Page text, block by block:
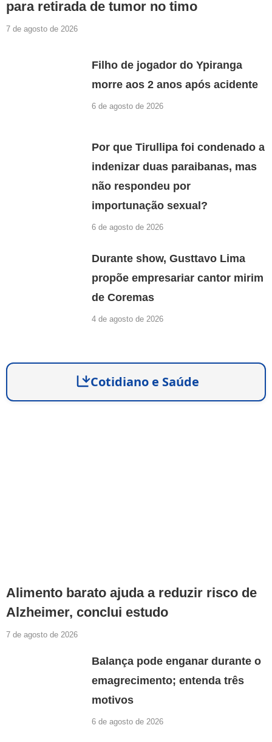
para retirada de tumor no timo
7 de agosto de 2026
Filho de jogador do Ypiranga
morre aos 2 anos após acidente
6 de agosto de 2026
Por que Tirullipa foi condenado a
indenizar duas paraibanas, mas
não respondeu por
importunação sexual?
6 de agosto de 2026
Durante show, Gusttavo Lima
propõe empresariar cantor mirim
de Coremas
4 de agosto de 2026
Cotidiano e Saúde
Alimento barato ajuda a reduzir risco de
Alzheimer, conclui estudo
7 de agosto de 2026
Balança pode enganar durante o
emagrecimento; entenda três
motivos
6 de agosto de 2026